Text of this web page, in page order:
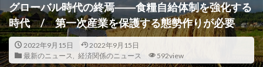
グローバル時代の終焉――食糧自給体制を強化する
時代 / 第一次産業を保護する態勢作りが必要
2022年9月15日
2022年9月15日
最新のニュース
経済関係のニュース 592view